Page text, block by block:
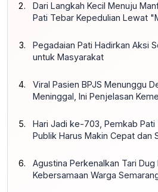
Dari Langkah Kecil Menuju
Pati Tebar Kepedulian Lewat
Pegadaian Pati Hadirkan Aksi
untuk Masyarakat
Viral Pasien BPJS Menunggu
Meninggal, Ini Penjelasan
Hari Jadi ke-703, Pemkab Pati
Publik Harus Makin Cepat dan
Agustina Perkenalkan Tari Dug
Kebersamaan Warga